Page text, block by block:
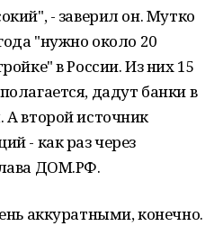
- заверил он. Мутко
"нужно около 20
в России. Из них 15
дадут банки в
А второй источник
- как раз через
ДОМ.РФ.
аккуратными, конечно.